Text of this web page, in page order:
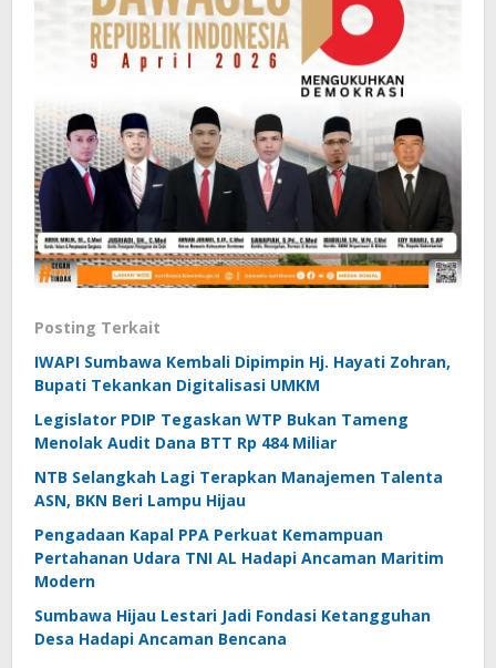
Posting Terkait
IWAPI Sumbawa Kembali Dipimpin Hj. Hayati Zohran,
Bupati Tekankan Digitalisasi UMKM
Legislator PDIP Tegaskan WTP Bukan Tameng
Menolak Audit Dana BTT Rp 484 Miliar
NTB Selangkah Lagi Terapkan Manajemen Talenta
ASN, BKN Beri Lampu Hijau
Pengadaan Kapal PPA Perkuat Kemampuan
Pertahanan Udara TNI AL Hadapi Ancaman Maritim
Modern
Sumbawa Hijau Lestari Jadi Fondasi Ketangguhan
Desa Hadapi Ancaman Bencana